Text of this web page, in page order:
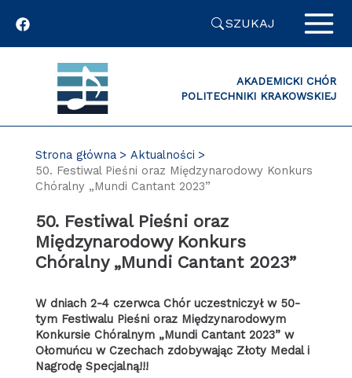
SZUKAJ
AKADEMICKI CHÓR
POLITECHNIKI KRAKOWSKIEJ
Strona główna
Aktualności
50. Festiwal Pieśni oraz Międzynarodowy Konkurs
Chóralny „Mundi Cantant 2023”
50. Festiwal Pieśni oraz
Międzynarodowy Konkurs
Chóralny „Mundi Cantant 2023”
W dniach 2-4 czerwca Chór uczestniczył w 50-
tym Festiwalu Pieśni oraz Międzynarodowym
Konkursie Chóralnym „Mundi Cantant 2023” w
Ołomuńcu w Czechach zdobywając Złoty Medal i
Nagrodę Specjalną!!!